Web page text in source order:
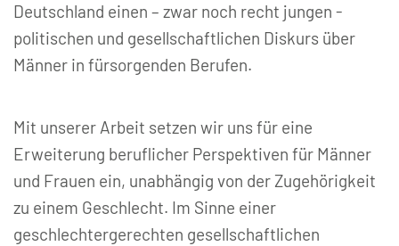
Deutschland einen – zwar noch recht jungen -
politischen und gesellschaftlichen Diskurs über
Männer in fürsorgenden Berufen.
Mit unserer Arbeit setzen wir uns für eine
Erweiterung beruflicher Perspektiven für Männer
und Frauen ein, unabhängig von der Zugehörigkeit
zu einem Geschlecht. Im Sinne einer
geschlechtergerechten gesellschaftlichen